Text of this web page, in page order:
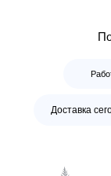
Доставка